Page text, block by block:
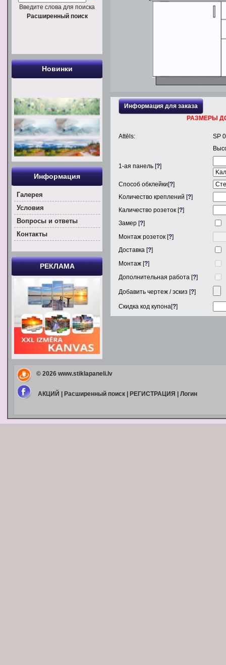
Информация для заказа
РАЗМЕРЫ
Attēls:
SP
1-ая панель [?]
Способ обклейки[?]
Kоличество креплений [?]
Каличество розеток [?]
Замер [?]
Монтаж розеток [?]
Доставка [?]
Монтаж [?]
Дополнительная работа [?]
Добавить чертеж / эскиз [?]
Скидка код купона[?]
Введите слова для поиска
Расширенный поиск
Новинки
Информация
Галерея
Условия
Вoпросы и ответы
Контакты
РЕКЛАМА
© 2026 www.stiklapaneli.lv
АКЦИЙ Расширенный поиск| РЕГИСТРАЦИЯ Логин